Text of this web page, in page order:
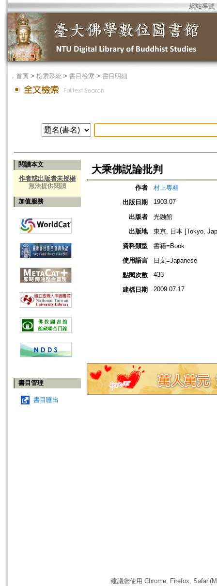
網站導覽
． 首頁 > 檢索系統 > 書目檢索 > 書目明細
閱讀本文
作者或出版者未授權
無法提供閱讀
加值服務
書目管理
書目匯出
大乘佛説論批判
作者
村上専精
出版日期
1903.07
出版者
光融館
出版地
東京, 日本 [Tokyo,
資料類型
書籍=Book
使用語言
日文=Japanese
點閱次數
433
建檔日期 2009.07.17
建議您使用 Chrome, Firefox,